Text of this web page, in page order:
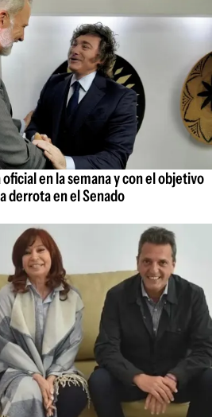
en la semana y con el objetivo
derrota en el Senado